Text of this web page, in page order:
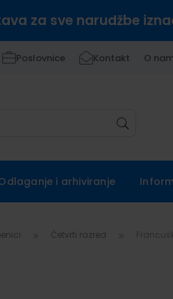
za sve narudžbe
Poslovnice Kontakt O
i arhiviranje
Četvrti razred